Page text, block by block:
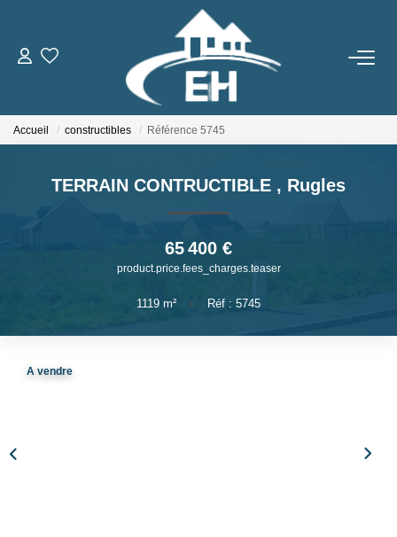
ACHETER
LOUER
Nos Biens
Gestion Locative
ESTIMER
Accueil constructibles Référence 5745
TERRAIN CONTRUCTIBLE , Rugles
65 400 €
product.price.fees_charges.teaser
1119 m² • Réf : 5745
A vendre